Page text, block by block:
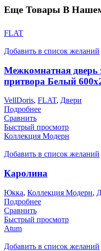
Еще Товары В
FLAT
Добавить в список желаний
Межкомнатная дверь
притвора Белый
VellDoris, FLAT, Двери
Подробнее
Сравнить
Быстрый просмотр
Коллекция Модерн
Добавить в список желаний
Каролина
Юкка, Коллекция Модерн,
Подробнее
Сравнить
Быстрый просмотр
Atum
Добавить в список желаний